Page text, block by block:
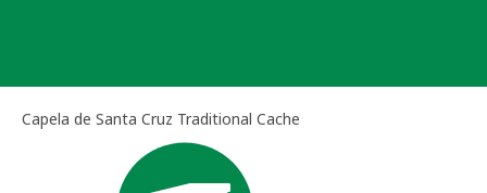
Capela de Santa Cruz Traditional Cache